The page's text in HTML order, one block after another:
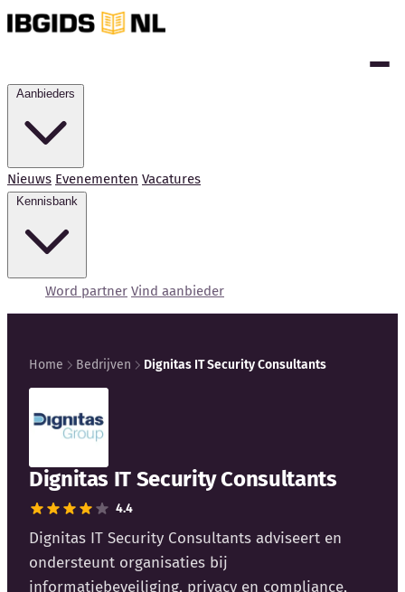
Nieuws Evenementen Vacatures
Word partner Vind aanbieder
Kennisbank
Blog
Bedrijfsupdates
Externe bronnen
Woordenboek
Home Bedrijven Dignitas IT Security Consultants
Dignitas IT Security Consultants
4.4
Dignitas IT Security Consultants adviseert en
ondersteunt organisaties bij
informatiebeveiliging, privacy en compliance,